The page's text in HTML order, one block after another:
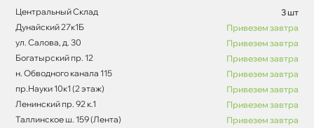
Центральный Склад
3 шт
Дунайский 27к1Б
Привезем завтра
ул. Салова, д. 30
Привезем завтра
Богатырский пр. 12
Привезем завтра
н. Обводного канала 115
Привезем завтра
пр.Науки 10к1 (2 этаж)
Привезем завтра
Ленинский пр. 92 к.1
Привезем завтра
Таллинское ш. 159 (Лента)
Привезем завтра